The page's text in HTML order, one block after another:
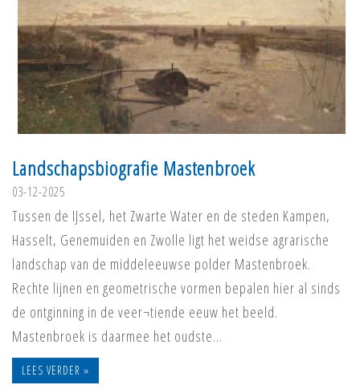
Landschapsbiografie Mastenbroek
03-12-2025
Tussen de IJssel, het Zwarte Water en de steden Kampen,
Hasselt, Genemuiden en Zwolle ligt het weidse agrarische
landschap van de middeleeuwse polder Mastenbroek.
Rechte lijnen en geometrische vormen bepalen hier al sinds
de ontginning in de veer¬tiende eeuw het beeld.
Mastenbroek is daarmee het oudste…
LEES VERDER »